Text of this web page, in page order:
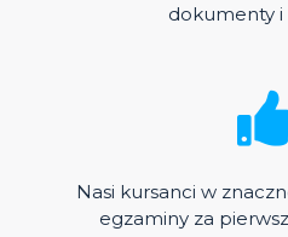
dokumenty i
Nasi kursanci w
egzaminy za